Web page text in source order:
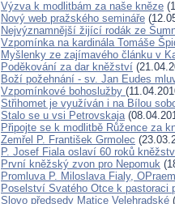
Výzva k modlitbám za naše kněze
Nový web pražského semináře
Nejvýznamnější žijící rodák ze
Vzpomínka na kardinála Tomáše
Myšlenky ze zajímavého článku v
Poděkování za dar kněžství
Boží požehnání - sv. Jan Eudes
Vzpomínkové bohoslužby
Střihomet je využíván i na Bílou
Stalo se u vsi Petrovskaja
Připojte se k modlitbě Růžence za
Zemřel P. František Grmolec
P. Josef Fiala oslaví 60 roků
První kněžský zvon pro Nepomuk
Promluva P. Miloslava Fialy,
Poselství Svatého Otce k pastoraci
Slovo předsedy Matice Velehradské